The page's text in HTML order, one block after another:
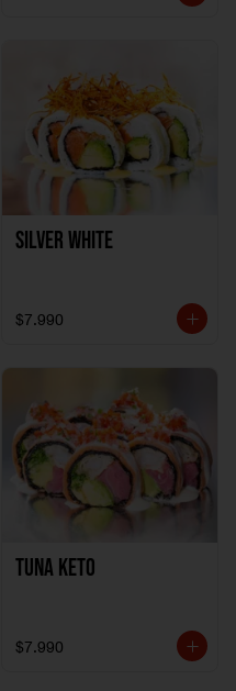
SILVER WHITE
$7.990
TUNA KETO
$7.990